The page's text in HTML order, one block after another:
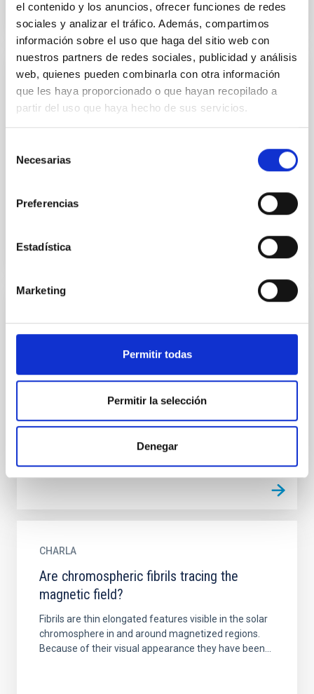
el contenido y los anuncios, ofrecer funciones de redes
sociales y analizar el tráfico. Además, compartimos
información sobre el uso que haga del sitio web con
nuestros partners de redes sociales, publicidad y análisis
web, quienes pueden combinarla con otra información
que les haya proporcionado o que hayan recopilado a
partir del uso que haya hecho de sus servicios.
Necesarias
Preferencias
Estadística
Marketing
Permitir todas
Permitir la selección
Denegar
CHARLA
Accretion and outflows in black-hole
binaries: The extreme case of V404 Cyg
decades have provided a rich data base on accreting
An ionised bubble before the epoch of re-
Re-ionisation followed the dark ages when enough
stars and galaxies had been formed that their
III stars...
CHARLA
Are chromospheric fibrils tracing the
magnetic field?
Fibrils are thin elongated features visible in the solar
chromosphere in and around magnetized regions.
Because of their visual appearance they have been...